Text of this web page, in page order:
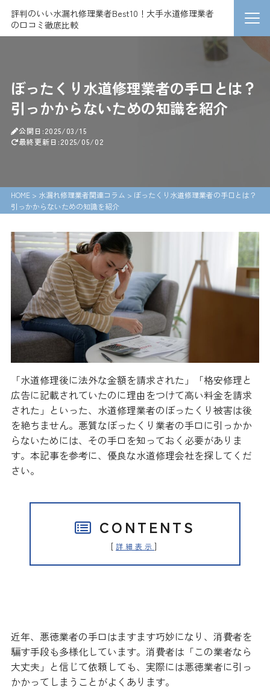
評判のいい水漏れ修理業者Best10！大手水道修理業者
の口コミ徹底比較
ぼったくり水道修理業者の手口とは？
引っかからないための知識を紹介
公開日:2025/03/15
最終更新日:2025/05/02
HOME> 水漏れ修理業者関連コラム > ぼったくり水道修理業者の手口とは？
引っかからないための知識を紹介
「水道修理後に法外な金額を請求された」「格安修理と
広告に記載されていたのに理由をつけて高い料金を請求
された」といった、水道修理業者のぼったくり被害は後
を絶ちません。悪質なぼったくり業者の手口に引っかか
らないためには、その手口を知っておく必要がありま
す。本記事を参考に、優良な水道修理会社を探してくだ
さい。
CONTENTS
[ 詳細表示 ]
近年、悪徳業者の手口はますます巧妙になり、消費者を
騙す手段も多様化しています。消費者は「この業者なら
大丈夫」と信じて依頼しても、実際には悪徳業者に引っ
かかってしまうことがよくあります。